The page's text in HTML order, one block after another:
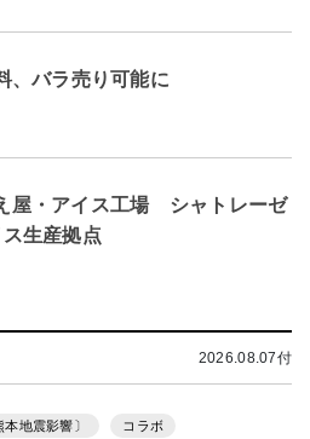
、バラ売り可能に
屋・アイス工場 シャトレーゼ
生産拠点
2026.08.07付
本地震影響〕 コラボ